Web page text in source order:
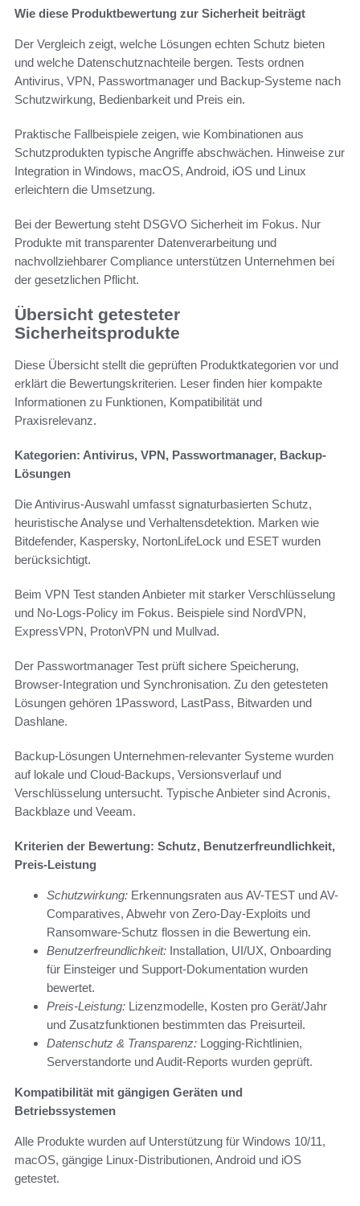
Wie diese Produktbewertung zur Sicherheit beiträgt
Der Vergleich zeigt, welche Lösungen echten Schutz bieten
und welche Datenschutznachteile bergen. Tests ordnen
Antivirus, VPN, Passwortmanager und Backup-Systeme nach
Schutzwirkung, Bedienbarkeit und Preis ein.
Praktische Fallbeispiele zeigen, wie Kombinationen aus
Schutzprodukten typische Angriffe abschwächen. Hinweise zur
Integration in Windows, macOS, Android, iOS und Linux
erleichtern die Umsetzung.
Bei der Bewertung steht DSGVO Sicherheit im Fokus. Nur
Produkte mit transparenter Datenverarbeitung und
nachvollziehbarer Compliance unterstützen Unternehmen bei
der gesetzlichen Pflicht.
Übersicht getesteter
Sicherheitsprodukte
Diese Übersicht stellt die geprüften Produktkategorien vor und
erklärt die Bewertungskriterien. Leser finden hier kompakte
Informationen zu Funktionen, Kompatibilität und
Praxisrelevanz.
Kategorien: Antivirus, VPN, Passwortmanager, Backup-
Lösungen
Die Antivirus-Auswahl umfasst signaturbasierten Schutz,
heuristische Analyse und Verhaltensdetektion. Marken wie
Bitdefender, Kaspersky, NortonLifeLock und ESET wurden
berücksichtigt.
Beim VPN Test standen Anbieter mit starker Verschlüsselung
und No‑Logs‑Policy im Fokus. Beispiele sind NordVPN,
ExpressVPN, ProtonVPN und Mullvad.
Der Passwortmanager Test prüft sichere Speicherung,
Browser‑Integration und Synchronisation. Zu den getesteten
Lösungen gehören 1Password, LastPass, Bitwarden und
Dashlane.
Backup-Lösungen Unternehmen-relevanter Systeme wurden
auf lokale und Cloud‑Backups, Versionsverlauf und
Verschlüsselung untersucht. Typische Anbieter sind Acronis,
Backblaze und Veeam.
Kriterien der Bewertung: Schutz, Benutzerfreundlichkeit,
Preis-Leistung
Schutzwirkung: Erkennungsraten aus AV-TEST und AV-
Comparatives, Abwehr von Zero‑Day‑Exploits und
Ransomware‑Schutz flossen in die Bewertung ein.
Benutzerfreundlichkeit: Installation, UI/UX, Onboarding
für Einsteiger und Support‑Dokumentation wurden
bewertet.
Preis‑Leistung: Lizenzmodelle, Kosten pro Gerät/Jahr
und Zusatzfunktionen bestimmten das Preisurteil.
Datenschutz & Transparenz: Logging‑Richtlinien,
Serverstandorte und Audit‑Reports wurden geprüft.
Kompatibilität mit gängigen Geräten und
Betriebssystemen
Alle Produkte wurden auf Unterstützung für Windows 10/11,
macOS, gängige Linux‑Distributionen, Android und iOS
getestet.